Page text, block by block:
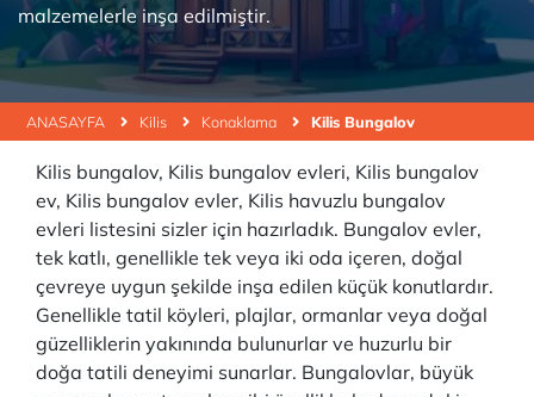
ANASAYFA Kilis Konaklama Kilis Bungalov
malzemelerle inşa edilmiştir.
Kilis bungalov, Kilis bungalov evleri, Kilis bungalov
ev, Kilis bungalov evler, Kilis havuzlu bungalov
evleri listesini sizler için hazırladık. Bungalov evler,
tek katlı, genellikle tek veya iki oda içeren, doğal
çevreye uygun şekilde inşa edilen küçük konutlardır.
Genellikle tatil köyleri, plajlar, ormanlar veya doğal
güzelliklerin yakınında bulunurlar ve huzurlu bir
doğa tatili deneyimi sunarlar. Bungalovlar, büyük